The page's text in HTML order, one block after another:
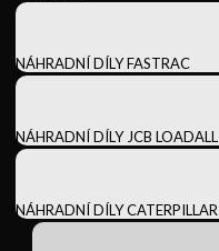
NÁHRADNÍ DÍLY FASTRAC
NÁHRADNÍ DÍLY JCB LOADALL
NÁHRADNÍ DÍLY CATERPILLAR